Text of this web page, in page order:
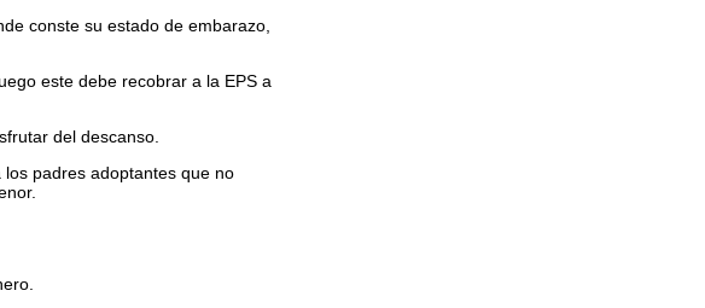
conste su estado de embarazo,
este debe recobrar a la EPS a
del descanso.
padres adoptantes que no